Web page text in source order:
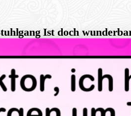
Ist doch